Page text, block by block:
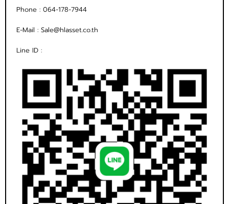
Phone : 064-178-7944
E-Mail : Sale@hlasset.co.th
Line ID :